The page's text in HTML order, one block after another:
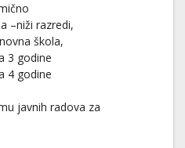
–niži razredi,
škola,
javnih radova za